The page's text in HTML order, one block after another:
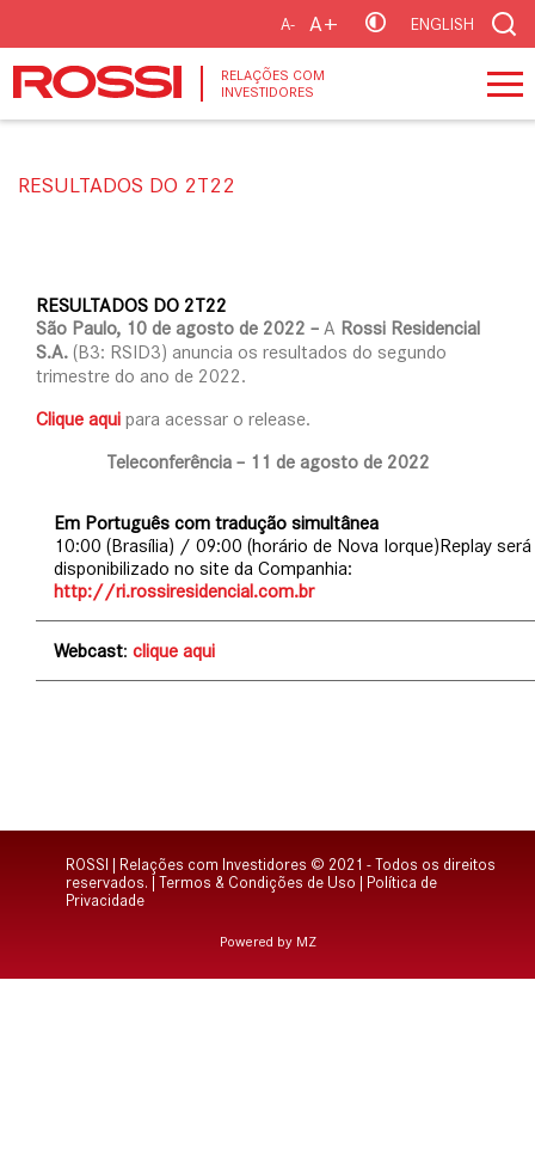
A- A+ ENGLISH
RELAÇÕES COM
INVESTIDORES
RESULTADOS DO 2T22
RESULTADOS DO 2T22
São Paulo, 10 de agosto de 2022 – A Rossi Residencial
S.A. (B3: RSID3) anuncia os resultados do segundo
trimestre do ano de 2022.
Clique aqui para acessar o release.
Teleconferência – 11 de agosto de 2022
Em Português com tradução simultânea
10:00 (Brasília) / 09:00 (horário de Nova Iorque)Replay será
disponibilizado no site da Companhia:
http://ri.rossiresidencial.com.br
Webcast: clique aqui
ROSSI | Relações com Investidores © 2021 - Todos os direitos
reservados. | Termos & Condições de Uso
Política de
Privacidade
Powered by MZ